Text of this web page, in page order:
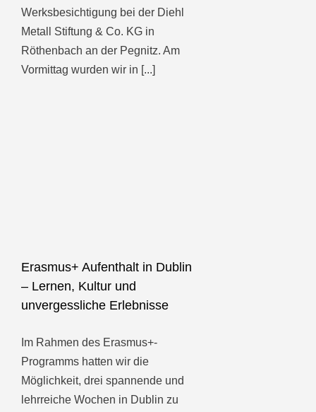
Werksbesichtigung bei der Diehl
Metall Stiftung & Co. KG in
Röthenbach an der Pegnitz. Am
Vormittag wurden wir in [...]
Erasmus+ Aufenthalt in Dublin
– Lernen, Kultur und
unvergessliche Erlebnisse
Im Rahmen des Erasmus+-
Programms hatten wir die
Möglichkeit, drei spannende und
lehrreiche Wochen in Dublin zu